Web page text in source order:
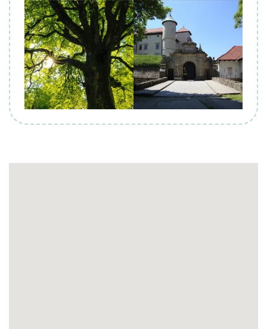
Biuro Podróży KROCZEKBiuro Podróży KROCZEK